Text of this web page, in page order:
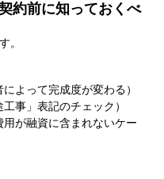
約前に知っておくべ
。
よって完成度が変わる）
事」表記のチェック）
が融資に含まれないケー